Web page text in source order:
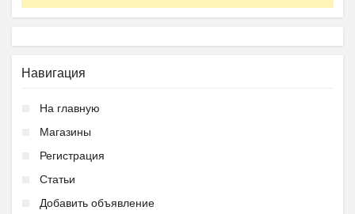
Навигация
На главную
Магазины
Регистрация
Статьи
Добавить объявление